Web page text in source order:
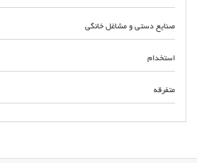
صنایع دستی و مشاغل خانگی
استخدام
متفرقه
چراغ عقب، چراغ مه شکن، دیلایت و